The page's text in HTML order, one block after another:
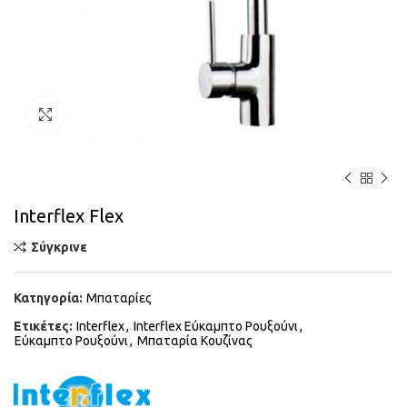
Interflex Flex
Σύγκρινε
Κατηγορία: Μπαταρίες
Ετικέτες: Interflex, Interflex Εύκαμπτο Ρουξούνι,
Εύκαμπτο Ρουξούνι, Μπαταρία Κουζίνας